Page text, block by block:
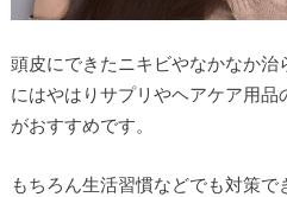
頭皮にできたニキビやなかなか治
にはやはりサプリやヘアケア用
がおすすめです。
もちろん生活習慣などでも対策